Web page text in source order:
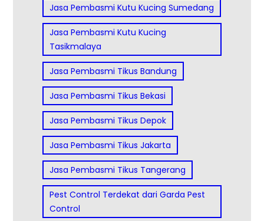
Jasa Pembasmi Kutu Kucing Sumedang
Jasa Pembasmi Kutu Kucing
Tasikmalaya
Jasa Pembasmi Tikus Bandung
Jasa Pembasmi Tikus Bekasi
Jasa Pembasmi Tikus Depok
Jasa Pembasmi Tikus Jakarta
Jasa Pembasmi Tikus Tangerang
Pest Control Terdekat dari Garda Pest
Control